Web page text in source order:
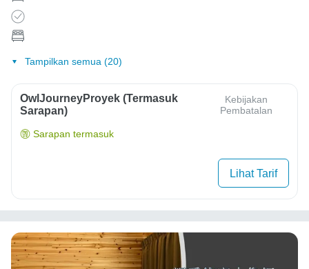
Tampilkan semua (20)
OwlJourneyProyek (Termasuk
Sarapan)
Kebijakan
Pembatalan
Sarapan termasuk
Lihat Tarif